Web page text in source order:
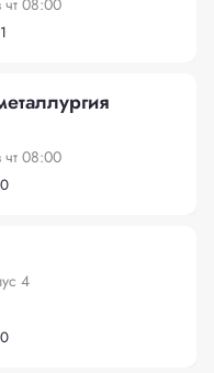
чт 08:00
чт 08:00
4